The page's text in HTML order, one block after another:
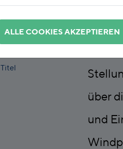
Titel
über
und
ALLE COOKIES AKZEPTIEREN